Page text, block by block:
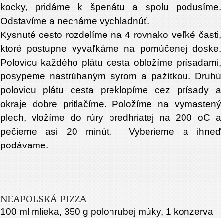
kocky, pridáme k špenátu a spolu podusíme.
Odstavíme a necháme vychladnúť.
Kysnuté cesto rozdelíme na 4 rovnako veľké časti,
ktoré postupne vyvaľkáme na pomúčenej doske.
Polovicu každého plátu cesta obložíme prísadami,
posypeme nastrúhaným syrom a pažítkou. Druhú
polovicu plátu cesta preklopíme cez prísady a
okraje dobre pritlačíme. Položíme na vymastený
plech, vložíme do rúry predhriatej na 200 oC a
pečieme asi 20 minút.
Vyberieme a ihneď
podávame.
NEAPOLSKÁ PIZZA
100 ml mlieka, 350 g polohrubej múky, 1 konzerva